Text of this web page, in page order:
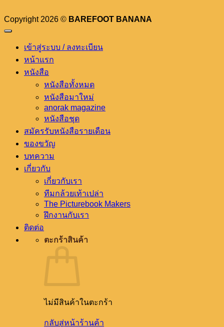
Copyright 2026 © BAREFOOT BANANA
เข้าสู่ระบบ / ลงทะเบียน
หน้าแรก
หนังสือ
หนังสือทั้งหมด
หนังสือมาใหม่
anorak magazine
หนังสือชุด
สมัครรับหนังสือรายเดือน
ของขวัญ
บทความ
เกี่ยวกับ
เกี่ยวกับเรา
ทีมกล้วยเท้าเปล่า
The Picturebook Makers
ฝึกงานกับเรา
ติดต่อ
ตะกร้าสินค้า
ไม่มีสินค้าในตะกร้า
กลับสู่หน้าร้านค้า